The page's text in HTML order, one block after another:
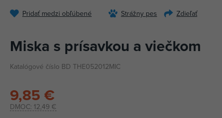
Pridať medzi obľúbené Strážny pes Zdieľať
Miska s prísavkou a viečkom
Katalógové číslo BD THE052012MIC
DMOC: 12,49 €
9,85 €